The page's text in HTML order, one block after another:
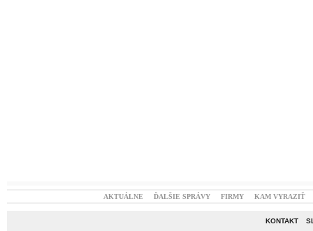
AKTUÁLNE ĎALŠIE SPRÁVY FIRMY KAM VYRAZIŤ
KONTAKT